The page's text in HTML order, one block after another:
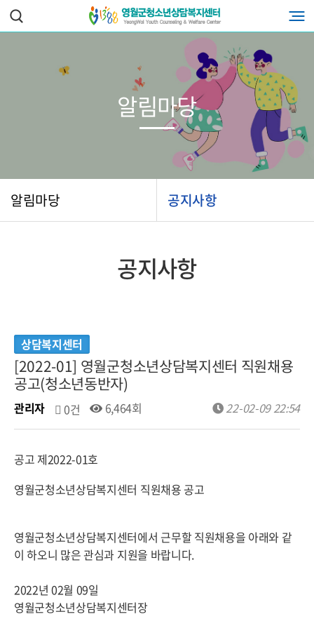
알림마당 공지사항
알림마당
공지사항
상담복지센터
[2022-01] 영월군청소년상담복지센터 직원채용
공고(청소년동반자)
관리자 0건 6,464회 22-02-09 22:54
공고 제2022-01호
영월군청소년상담복지센터 직원채용 공고
영월군청소년상담복지센터에서 근무할 직원채용을 아래와 같
이 하오니 많은 관심과 지원을 바랍니다.
2022년 02월 09일
영월군청소년상담복지센터장